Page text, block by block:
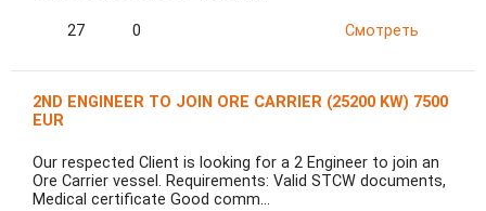
27 0 Смотреть
2ND ENGINEER TO JOIN ORE CARRIER (25200 KW) 7500
EUR
Our respected Client is looking for a 2 Engineer to join an
Ore Carrier vessel. Requirements: Valid STCW documents,
Medical certificate Good comm…